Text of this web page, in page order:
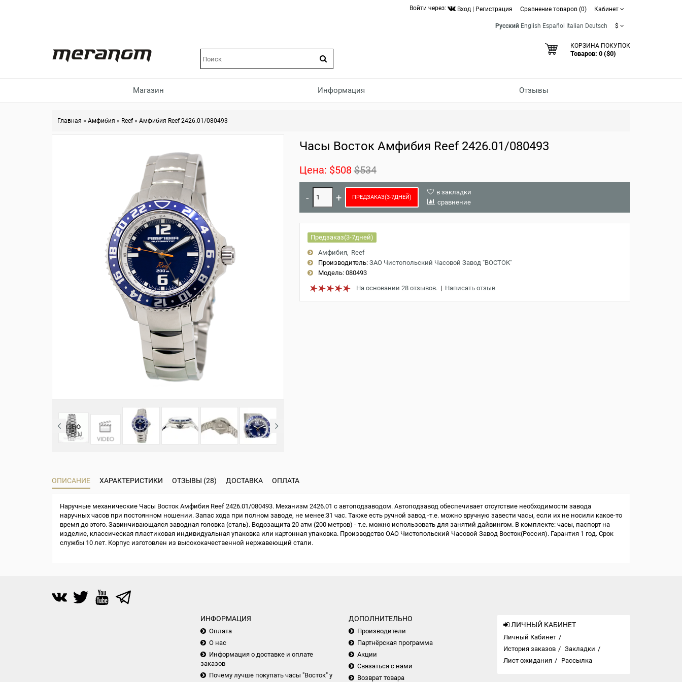
Войти через: Вход Регистрация Сравнение товаров (0) Кабинет
Русский English Español Italian Deutsch $
КОРЗИНА ПОКУПОК
Товаров: 0 ($0)
Магазин Информация Отзывы
Главная » Амфибия » Reef» Амфибия Reef 2426.01/080493
Часы Восток Амфибия Reef 2426.01/080493
Цена: $508 $534
ПРЕДЗАКАЗ(3-7ДНЕЙ)
в закладки
сравнение
Предзаказ(3-7дней)
Амфибия
Reef
Производитель: ЗАО Чистопольский Часовой Завод "ВОСТОК"
Модель:080493
На основании 28 отзывов.| Написать отзыв
ОПИСАНИЕ ХАРАКТЕРИСТИКИ ОТЗЫВЫ (28) ДОСТАВКА ОПЛАТА
Наручные механические Часы Восток Амфибия Reef 2426.01/080493. Механизм 2426.01 с автоподзаводом. Автоподзавод обеспечивает отсутствие необходимости завода
наручных часов при постоянном ношении. Запас хода при полном заводе, не менее:31 час. Также есть ручной завод -т.е. можно вручную завести часы, если их не носили какое-то
время до этого. Завинчивающаяся заводная головка (сталь). Водозащита 20 атм (200 метров) - т.е. можно использовать для занятий дайвингом. В комплекте: часы, паспорт на
изделие, классическая пластиковая индивидуальная упаковка или картонная упаковка. Производство ОАО Чистопольский Часовой Завод Восток(Россия). Гарантия 1 год. Срок
службы 10 лет. Корпус изготовлен из высококачественной нержавеющий стали.
ИНФОРМАЦИЯ
Оплата
О нас
Информация о доставке и оплате
заказов
Почему лучше покупать часы "Восток" у
ДОПОЛНИТЕЛЬНО
Производители
Партнёрская программа
Акции
Связаться с нами
Возврат товара
ЛИЧНЫЙ КАБИНЕТ
Личный Кабинет
История заказов
Закладки
Лист ожидания
Рассылка